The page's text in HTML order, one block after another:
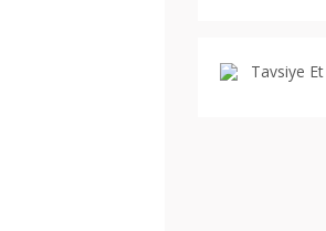
Tavsiye Et